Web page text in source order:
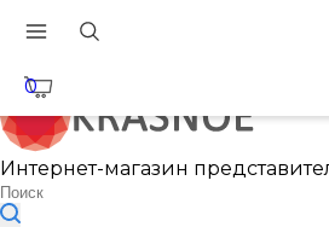
0
Интернет-магазин